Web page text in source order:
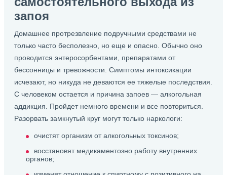
запоя
Домашнее протрезвление подручными средствами не
только часто бесполезно, но еще и опасно. Обычно оно
проводится энтеросорбентами, препаратами от
бессонницы и тревожности. Симптомы интоксикации
исчезают, но никуда не деваются ее тяжелые последствия.
С человеком остается и причина запоев — алкогольная
аддикция. Пройдет немного времени и все повториться.
Разорвать замкнутый круг могут только наркологи:
очистят организм от алкогольных токсинов;
восстановят медикаментозно работу внутренних
органов;